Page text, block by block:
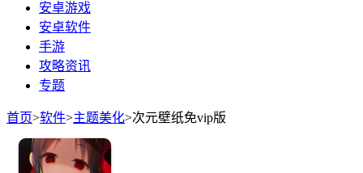
安卓游戏
安卓软件
手游
攻略资讯
专题
首页>软件>主题美化>次元壁纸免vip版